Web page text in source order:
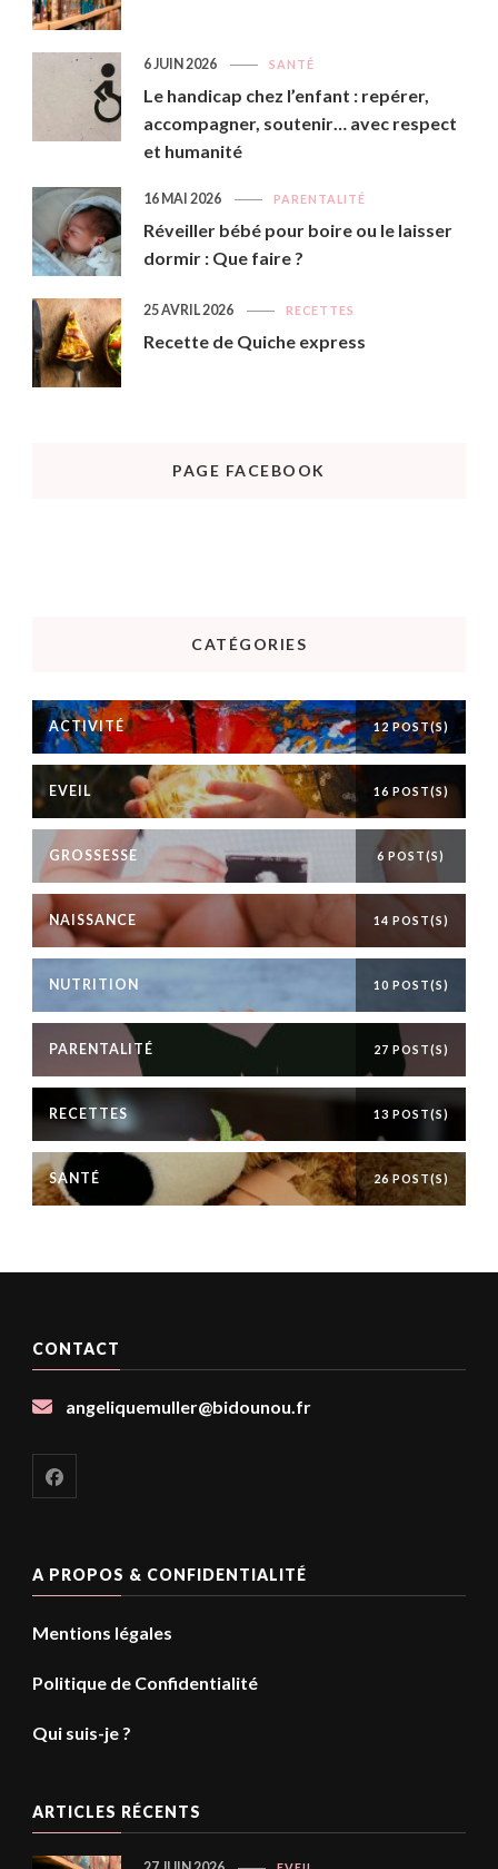
SANTÉ
Le handicap chez l’enfant : repérer,
accompagner, soutenir… avec respect
et humanité
6 JUIN 2026
PARENTALITÉ
Réveiller bébé pour boire ou le laisser
dormir : Que faire ?
16 MAI 2026
RECETTES
Recette de Quiche express
25 AVRIL 2026
PAGE FACEBOOK
CATÉGORIES
ACTIVITÉ 12 POST(S)
EVEIL 16 POST(S)
GROSSESSE 6 POST(S)
NAISSANCE 14 POST(S)
NUTRITION 10 POST(S)
PARENTALITÉ 27 POST(S)
RECETTES 13 POST(S)
SANTÉ 26 POST(S)
CONTACT
angeliquemuller@bidounou.fr
A PROPOS & CONFIDENTIALITÉ
Mentions légales
Politique de Confidentialité
Qui suis-je ?
ARTICLES RÉCENTS